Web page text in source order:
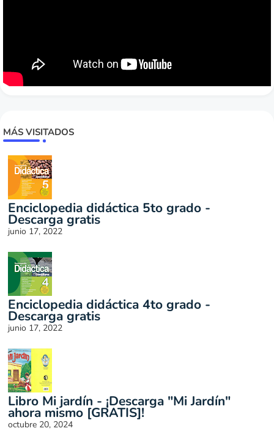
MÁS VISITADOS
Enciclopedia didáctica 5to grado -
Descarga gratis
junio 17, 2022
Enciclopedia didáctica 4to grado -
Descarga gratis
junio 17, 2022
Libro Mi jardín - ¡Descarga "Mi Jardín"
ahora mismo [GRATIS]!
octubre 20, 2024